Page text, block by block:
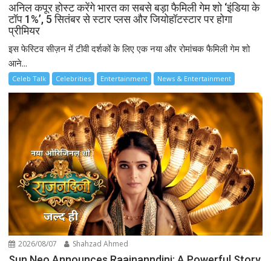
अनिल कपूर होस्ट करेंगे भारत का सबसे बड़ा फैमिली गेम शो ‘इंडिया के
टॉप 1%’, 5 सितंबर से स्टार प्लस और जियोहॉटस्टार पर होगा
प्रीमियर
इस फेस्टिव सीज़न में टीवी दर्शकों के लिए एक नया और रोमांचक फैमिली गेम शो
आने...
Celeb Talk Celebrities Entertainment News & Entertainment
2026/08/07 Shahzad Ahmed